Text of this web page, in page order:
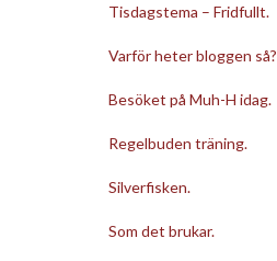
Tisdagstema – Fridfullt.
Varför heter bloggen så?
Besöket på Muh-H idag.
Regelbuden träning.
Silverfisken.
Som det brukar.